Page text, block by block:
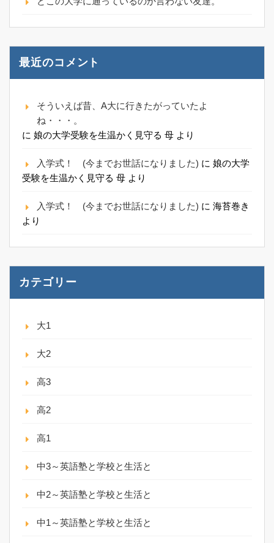
最近のコメント
そういえば昔、A大に行きたがっていたよ
ね・・・。
に 娘の大学受験を生温かく見守る 母 より
入学式！ (今までお世話になりました) に 娘の大学
受験を生温かく見守る 母 より
入学式！ (今までお世話になりました) に 海苔巻き
より
カテゴリー
大1
大2
高3
高2
高1
中3～英語塾と学校と生活と
中2～英語塾と学校と生活と
中1～英語塾と学校と生活と